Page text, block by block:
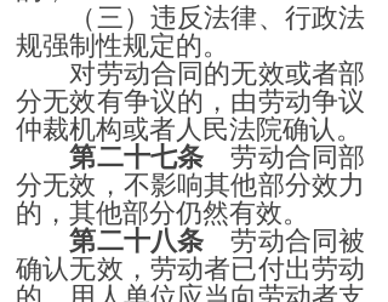
（三）违反法律、行政法
规强制性规定的。
对劳动合同的无效或者部
分无效有争议的，由劳动争议
仲裁机构或者人民法院确认。
第二十七条 劳动合同部
分无效，不影响其他部分效力
的，其他部分仍然有效。
第二十八条 劳动合同被
确认无效，劳动者已付出劳动